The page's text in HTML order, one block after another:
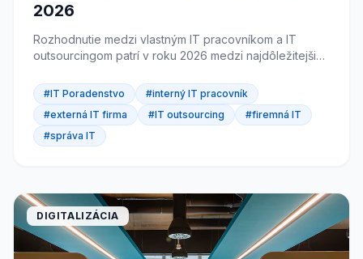
2026
Rozhodnutie medzi vlastným IT pracovníkom a IT
outsourcingom patrí v roku 2026 medzi najdôležitejšie
možnosti...
#IT Poradenstvo
#interný IT pracovník
#externá IT firma
#IT outsourcing
#firemná IT
#správa IT
DIGITALIZÁCIA